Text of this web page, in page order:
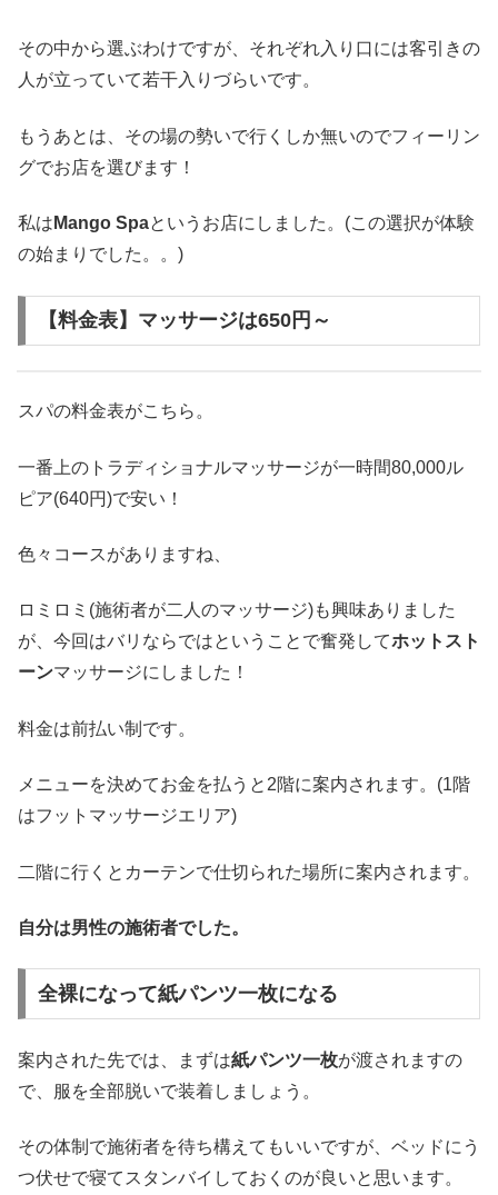
その中から選ぶわけですが、それぞれ入り口には客引きの
人が立っていて若干入りづらいです。
もうあとは、その場の勢いで行くしか無いのでフィーリン
グでお店を選びます！
私は Mango Spaというお店にしました。(この選択が体験
の始まりでした。。)
【料金表】マッサージは650円～
スパの料金表がこちら。
一番上のトラディショナルマッサージが一時間80,000ル
ピア(640円)で安い！
色々コースがありますね、
ロミロミ(施術者が二人のマッサージ)も興味ありました
が、今回はバリならではということで奮発してホットスト
ーンマッサージにしました！
料金は前払い制です。
メニューを決めてお金を払うと2階に案内されます。(1階
はフットマッサージエリア)
二階に行くとカーテンで仕切られた場所に案内されます。
自分は男性の施術者でした。
全裸になって紙パンツ一枚になる
案内された先では、まずは紙パンツ一枚が渡されますの
で、服を全部脱いで装着しましょう。
その体制で施術者を待ち構えてもいいですが、ベッドにう
つ伏せで寝てスタンバイしておくのが良いと思います。